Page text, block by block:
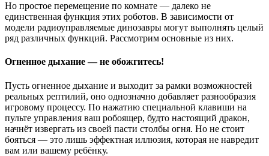
Но простое перемещение по комнате — далеко не
единственная функция этих роботов. В зависимости от
модели радиоуправляемые динозавры могут выполнять целый
ряд различных функций. Рассмотрим основные из них.
Огненное дыхание — не обожгитесь!
Пусть огненное дыхание и выходит за рамки возможностей
реальных рептилий, оно однозначно добавляет разнообразия
игровому процессу. По нажатию специальной клавиши на
пульте управления ваш робоящер, будто настоящий дракон,
начнёт извергать из своей пасти столбы огня. Но не стоит
бояться — это лишь эффектная иллюзия, которая не навредит
вам или вашему ребёнку.